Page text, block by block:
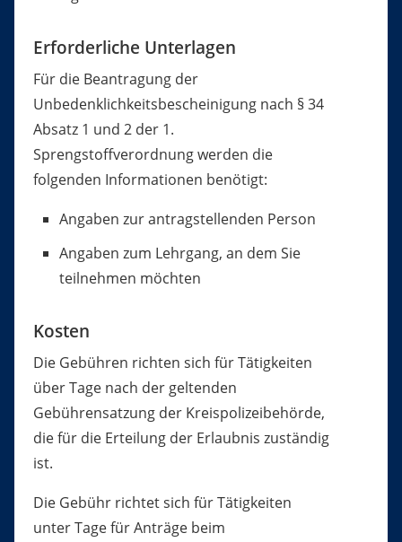
Erforderliche Unterlagen
Für die Beantragung der
Unbedenklichkeitsbescheinigung nach § 34
Absatz 1 und 2 der 1.
Sprengstoffverordnung werden die
folgenden Informationen benötigt:
Angaben zur antragstellenden Person
Angaben zum Lehrgang, an dem Sie
teilnehmen möchten
Kosten
Die Gebühren richten sich für Tätigkeiten
über Tage nach der geltenden
Gebührensatzung der Kreispolizeibehörde,
die für die Erteilung der Erlaubnis zuständig
ist.
Die Gebühr richtet sich für Tätigkeiten
unter Tage für Anträge beim